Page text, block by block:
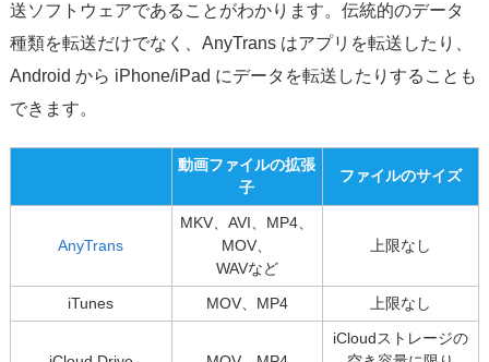
送ソフトウェアであることがわかります。伝統的のデータ
種類を転送だけでなく、AnyTrans はアプリを転送したり、
Android から iPhone/iPad にデータを転送したりすることも
できます。
動画ファイルの拡張
子
ファイルのサイズ
AnyTrans
MKV、AVI、MP4、
MOV、
WAVなど
上限なし
iTunes MOV、MP4 上限なし
iCloudストレージの